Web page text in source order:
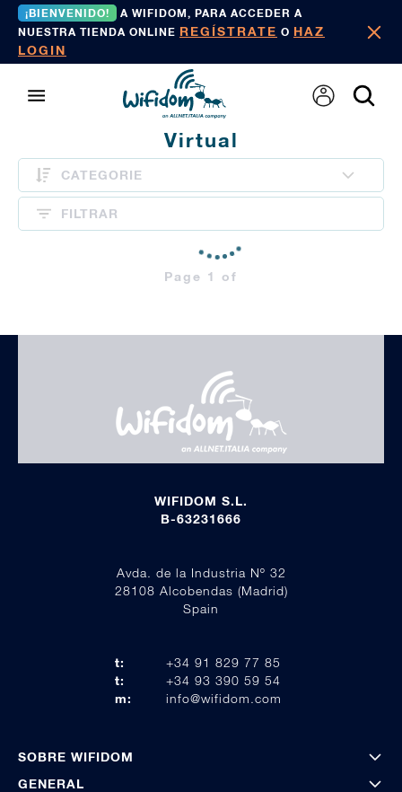
¡BIENVENIDO!
A WIFIDOM, PARA ACCEDER A
NUESTRA TIENDA ONLINE REGÍSTRATE O HAZ
LOGIN
Virtual
CATEGORIE
FILTRAR
Page 1 of
WIFIDOM S.L.
B-63231666
Avda. de la Industria Nº 32
28108 Alcobendas (Madrid)
Spain
t:
+34 91 829 77 85
t:
+34 93 390 59 54
m:
info@wifidom.com
SOBRE WIFIDOM
GENERAL